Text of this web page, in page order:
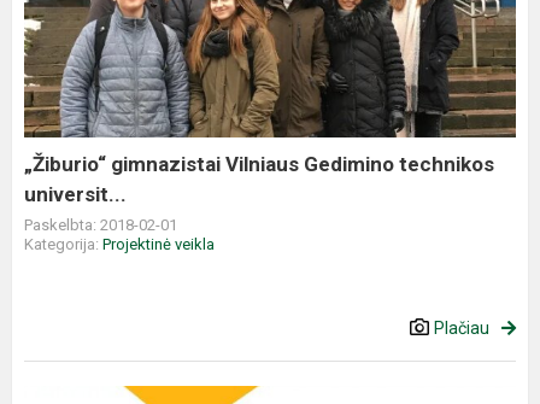
Vilniaus
Gedimino
technikos
universit...
„Žiburio“ gimnazistai Vilniaus Gedimino technikos
universit...
Paskelbta: 2018-02-01
Kategorija: Projektinė veikla
Plačiau